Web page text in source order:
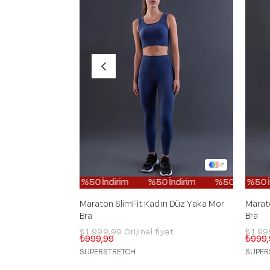
2
%50 İndirim %50 İndirim %50 İndirim
Maraton SlimFit Kadın Düz Yaka Mor
Bra
₺999,99
₺1.999,99
SUPERSTRETCH
%50
Bra